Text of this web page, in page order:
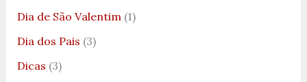
Dia de São Valentim(1)
Dia dos Pais (3)
Dicas (3)